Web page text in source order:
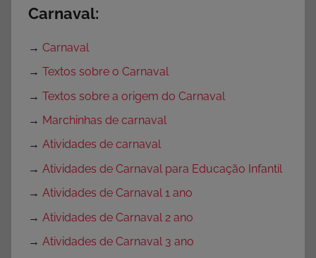
Carnaval:
→ Carnaval
→ Textos sobre o Carnaval
→ Textos sobre a origem do Carnaval
→ Marchinhas de carnaval
→ Atividades de carnaval
→ Atividades de Carnaval para Educação Infantil
→ Atividades de Carnaval 1 ano
→ Atividades de Carnaval 2 ano
→ Atividades de Carnaval 3 ano